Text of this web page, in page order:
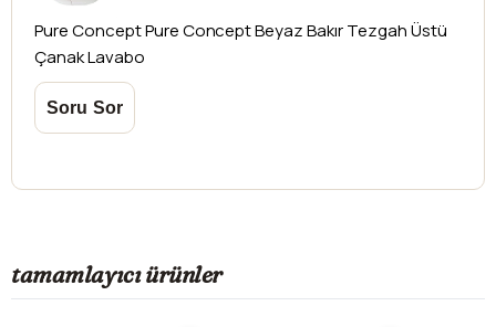
Pure ConceptPure Concept Beyaz Bakır Tezgah Üstü
Çanak Lavabo
tamamlayıcı ürünler